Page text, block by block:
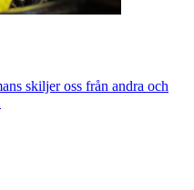
skiljer oss från andra och